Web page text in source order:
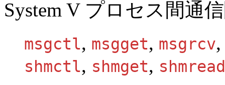
System V プロセス間通
msgctl, msgget, msgrcv
shmctl, shmget, shmread